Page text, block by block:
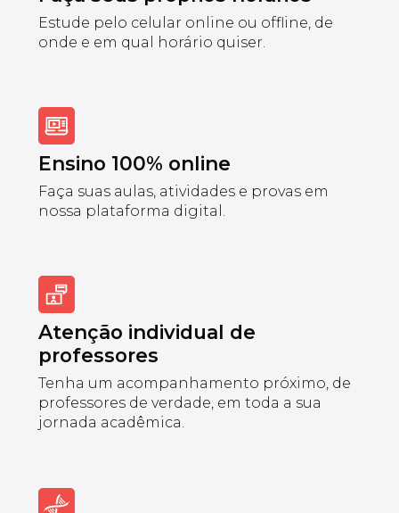
Estude pelo celular online ou offline, de
onde e em qual horário quiser.
Ensino 100% online
Faça suas aulas, atividades e provas em
nossa plataforma digital.
Atenção individual de
professores
Tenha um acompanhamento próximo, de
professores de verdade, em toda a sua
jornada acadêmica.